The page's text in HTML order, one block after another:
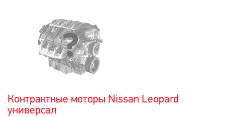
Контрактные моторы Nissan Leopard
универсал